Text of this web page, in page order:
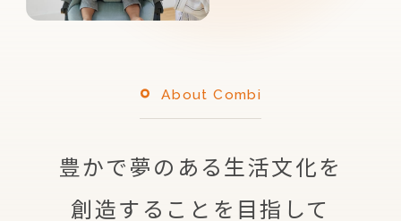
About Combi
豊かで夢のある生活文化を
創造することを目指して